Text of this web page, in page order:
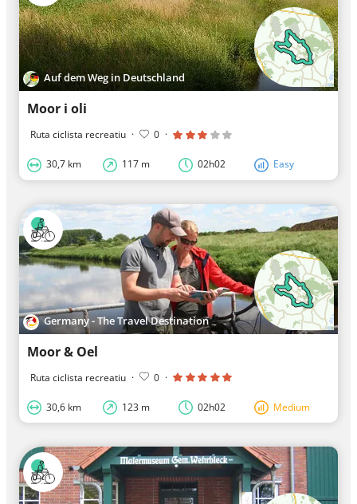
Auf dem Weg in Deutschland
Moor i oli
Ruta ciclista recreatiu · 0 ·
30,7 km 117 m 02h02 Easy
Germany - The Travel Destination
Moor & Oel
Ruta ciclista recreatiu · 0 ·
30,6 km 123 m 02h02 Medium